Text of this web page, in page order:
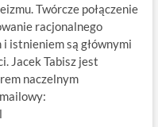
Twórcze połączenie
racjonalnego
istnieniem są głównymi
Jacek Tabisz jest
naczelnym